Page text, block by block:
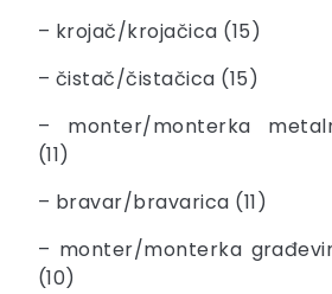
– krojač/krojačica (15)
– čistač/čistačica (15)
– monter/monterka
(11)
– bravar/bravarica (11)
– monter/monterka
(10)